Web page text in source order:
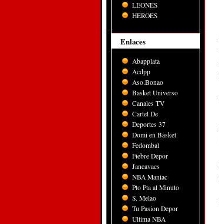
LEONES
HEROES
Enlaces
Abapplata
Acdpp
Aso.Bonao
Basket Universo
Canales TV
Cartel De
Deportes 37
Domi en Basket
Fedombal
Fiebre Depor
Jancavacs
NBA Maniac
Pto Pta al Minuto
S. Melao
Tu Pasion Depor
Ultima NBA